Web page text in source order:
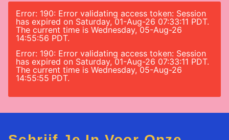
Error: 190: Error validating access token: Session
has expired on Saturday, 01-Aug-26 07:33:11 PDT.
The current time is Wednesday, 05-Aug-26
14:55:56 PDT.
Error: 190: Error validating access token: Session
has expired on Saturday, 01-Aug-26 07:33:11 PDT.
The current time is Wednesday, 05-Aug-26
14:55:55 PDT.